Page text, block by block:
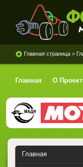
Главная страница »
Главная О
Главная